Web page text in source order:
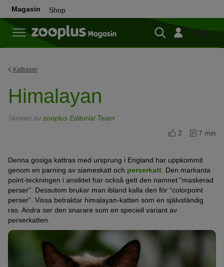
Magasin Shop
Shop
Kattraser
Himalayan
Skriven av zooplus Editorial Team
2
7 min
Denna gosiga kattras med ursprung i England har uppkommit
genom en parning av siameskatt och perserkatt . Den markanta
point-teckningen i ansiktet har också gett den namnet “maskerad
perser”. Dessutom brukar man ibland kalla den för “colorpoint
perser”. Vissa betraktar himalayan-katten som en självständig
ras. Andra ser den snarare som en speciell variant av
perserkatten.